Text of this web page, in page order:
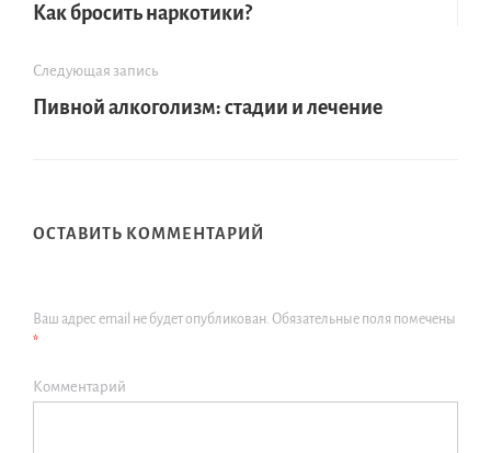
Как бросить наркотики?
Следующая запись
Пивной алкоголизм: стадии и лечение
ОСТАВИТЬ КОММЕНТАРИЙ
Ваш адрес email не будет опубликован. Обязательные поля помечены
*
Комментарий